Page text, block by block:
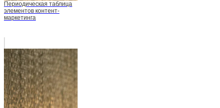
Периодическая таблица
элементов контент-
маркетинга